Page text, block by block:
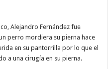
Alejandro Fernández fue
perro mordiera su pierna hace
en su pantorrilla por lo que el
a una cirugía en su pierna.